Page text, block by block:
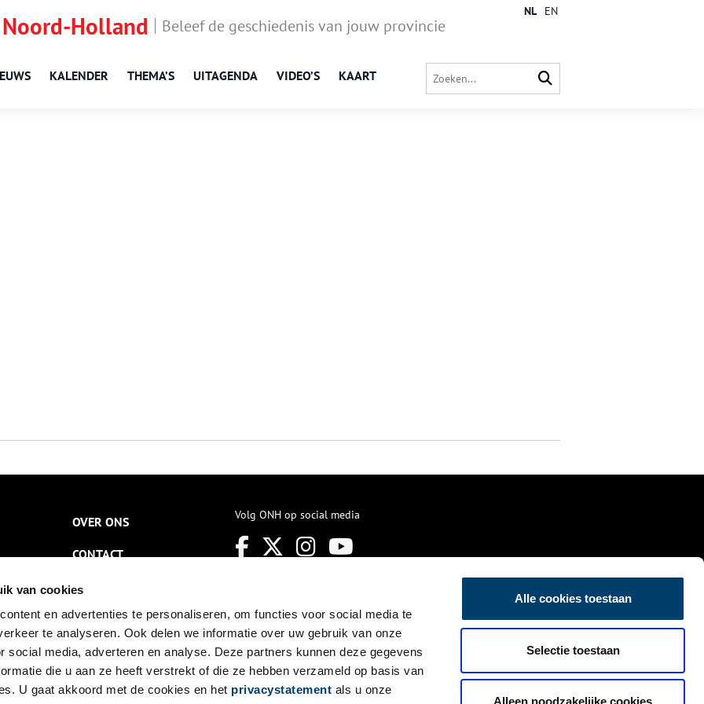
van cookies
en advertenties te personaliseren, om functies voor social media te
te analyseren. Ook delen we informatie over uw gebruik van onze
social media, adverteren en analyse. Deze partners kunnen deze gegevens
die u aan ze heeft verstrekt of die ze hebben verzameld op basis van
U gaat akkoord met de cookies en het privacystatement als u onze
Alle cookies toestaan
Selectie toestaan
Alleen noodzakelijke cookies
Holland Beleef de geschiedenis van jouw provincie
KALENDER THEMA’S UITAGENDA VIDEO’S KAART
NL EN
OVER ONS
CONTACT
NIEUWSBRIEF
DISCLAIMER
PRIVACY
TOEGANKELIJKHEID
Volg ONH op social media